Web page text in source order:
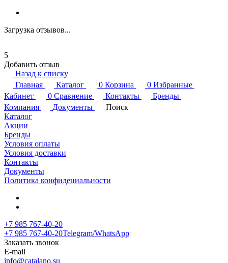
Загрузка отзывов...
5
Добавить отзыв
Назад к списку
Главная
Каталог 0 Корзина 0 Избранные
Кабинет
0 Сравнение Контакты
Бренды
Компания
Документы
Поиск
Каталог
Акции
Бренды
Условия оплаты
Условия доставки
Контакты
Документы
Политика конфидециальности
+7 985 767-40-20
+7 985 767-40-20Telegram/WhatsApp
Заказать звонок
E-mail
info@catalano.su